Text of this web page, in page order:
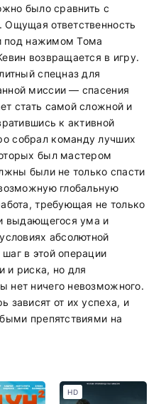
было сравнить с
Ощущая ответственность
под нажимом Тома
возвращается в игру.
спецназ для
миссии — спасения
стать самой сложной и
к активной
собрал команду лучших
был мастером
были не только спасти
глобальную
требующая не только
выдающегося ума и
абсолютной
в этой операции
и риска, но для
нет ничего невозможного.
зависят от их успеха, и
препятствиями на
HD